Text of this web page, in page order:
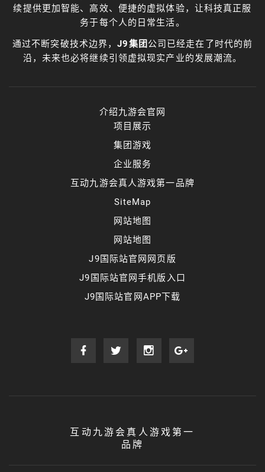
续提供更加智能、高效、便捷的虚拟体验，让科技真正服
务于每个人的日常生活。
通过不断突破技术边界，J9集团 公司已经走在了时代的前
沿，未来也必将继续引领虚拟现实产业的发展潮流。
介绍九游会官网
项目展示
集团游戏
企业服务
互动九游会真人游戏第一品牌
SiteMap
网站地图
网站地图
J9国际站官网网页版
J9国际站官网手机版入口
J9国际站官网APP下载
互动九游会真人游戏第一
品牌